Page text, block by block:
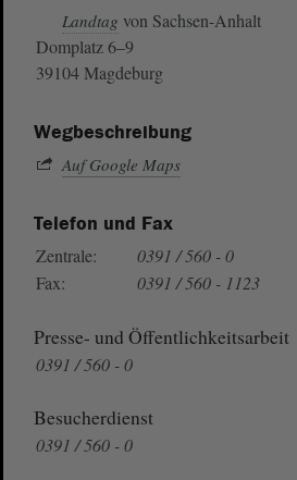
Landtag von Sachsen-Anhalt
Domplatz 6–9
39104 Magdeburg
Wegbeschreibung
Auf Google Maps
Telefon und Fax
Zentrale:
0391 / 560 - 0
Fax:
0391 / 560 - 1123
Presse- und Öffentlichkeitsarbeit
0391 / 560 - 0
Besucherdienst
0391 / 560 - 0